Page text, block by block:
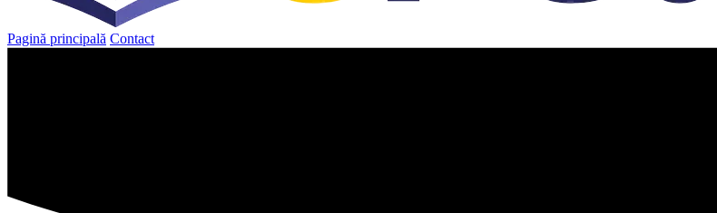
Pagină principală Contact